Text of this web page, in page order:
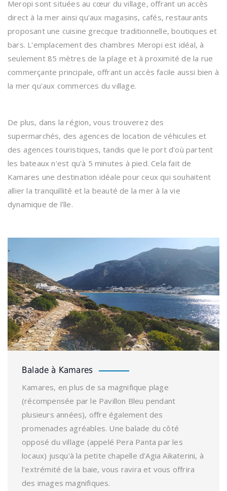
Meropi sont situées au cœur du village, offrant un accès
direct à la mer ainsi qu'aux magasins, cafés, restaurants
proposant une cuisine grecque traditionnelle, boutiques et
bars. L'emplacement des chambres Meropi est idéal, à
seulement 85 mètres de la plage et à proximité de la rue
commerçante principale, offrant un accès facile aussi bien à
la mer qu'aux commerces du village.
De plus, dans la région, vous trouverez des
supermarchés, des agences de location de véhicules et
des agences touristiques, tandis que le port d'où partent
les bateaux n'est qu'à 5 minutes à pied. Cela fait de
Kamares une destination idéale pour ceux qui souhaitent
allier la tranquillité et la beauté de la mer à la vie
dynamique de l'île.
Balade à Kamares
Kamares, en plus de sa magnifique plage
(récompensée par le Pavillon Bleu pendant
plusieurs années), offre également des
promenades agréables. Une balade du côté
opposé du village (appelé Pera Panta par les
locaux) jusqu'à la petite chapelle d'Agia Aikaterini, à
l'extrémité de la baie, vous ravira et vous offrira
des images magnifiques.